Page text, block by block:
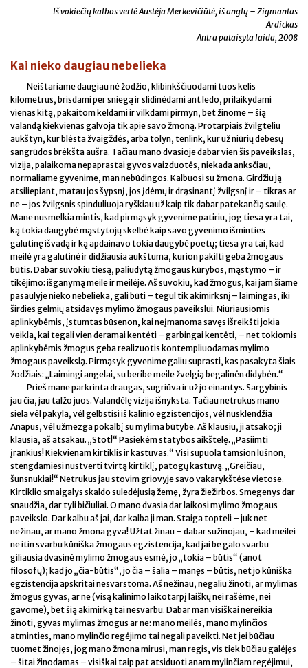
Iš vokiečių kalbos vertė Austėja Merkevičiūtė, iš anglų – Zigmantas
Ardickas
Antra pataisyta laida, 2008
Kai nieko daugiau nebelieka
Neištariame daugiau nė žodžio, klibinkščiuodami tuos kelis
kilometrus, brisdami per sniegą ir slidinėdami ant ledo, prilaikydami
vienas kitą, pakaitom keldami ir vilkdami pirmyn, bet žinome – šią
valandą kiekvienas galvoja tik apie savo žmoną. Protarpiais žvilgteliu
aukštyn, kur blėsta žvaigždės, arba tolyn, tenlink, kur už niūrių debesų
sangrūdos brėkšta aušra. Tačiau mano dvasioje dabar vien šis paveikslas,
vizija, palaikoma nepaprastai gyvos vaizduotės, niekada anksčiau,
normaliame gyvenime, man nebūdingos. Kalbuosi su žmona. Girdžiu ją
atsiliepiant, matau jos šypsnį, jos įdėmų ir drąsinantį žvilgsnį ir – tikras ar
ne – jos žvilgsnis spinduliuoja ryškiau už kaip tik dabar patekančią saulę.
Mane nusmelkia mintis, kad pirmąsyk gyvenime patiriu, jog tiesa yra tai,
ką tokia daugybė mąstytojų skelbė kaip savo gyvenimo išminties
galutinę išvadą ir ką apdainavo tokia daugybė poetų; tiesa yra tai, kad
meilė yra galutinė ir didžiausia aukštuma, kurion pakilti geba žmogaus
būtis. Dabar suvokiu tiesą, paliudytą žmogaus kūrybos, mąstymo – ir
tikėjimo: išganymą meile ir meilėje. Aš suvokiu, kad žmogus, kai jam šiame
pasaulyje nieko nebelieka, gali būti – tegul tik akimirksnį – laimingas, iki
širdies gelmių atsidavęs mylimo žmogaus paveikslui. Niūriausiomis
aplinkybėmis, įstumtas būsenon, kai neįmanoma savęs išreikšti jokia
veikla, kai tegali vien deramai kentėti – garbingai kentėti, – net tokiomis
aplinkybėmis žmogus geba realizuotis kontempliuodamas mylimo
žmogaus paveikslą. Pirmąsyk gyvenime galiu suprasti, kas pasakyta šiais
žodžiais: „Laimingi angelai, su beribe meile žvelgią begalinėn didybėn.“
Prieš mane parkrinta draugas, sugriūva ir už jo einantys. Sargybinis
jau čia, jau talžo juos. Valandėlę vizija išnyksta. Tačiau netrukus mano
siela vėl pakyla, vėl gelbstisi iš kalinio egzistencijos, vėl nusklendžia
Anapus, vėl užmezga pokalbį su mylima būtybe. Aš klausiu, ji atsako; ji
klausia, aš atsakau. „Stot!“ Pasiekėm statybos aikštelę. „Pasiimti
įrankius! Kiekvienam kirtiklis ir kastuvas.“ Visi supuola tamsion lūšnon,
stengdamiesi nustverti tvirtą kirtiklį, patogų kastuvą. „Greičiau,
šunsnukiai!“ Netrukus jau stovim griovyje savo vakarykštėse vietose.
Kirtiklio smaigalys skaldo suledėjusią žemę, žyra žiežirbos. Smegenys dar
snaudžia, dar tyli bičiuliai. O mano dvasia dar laikosi mylimo žmogaus
paveikslo. Dar kalbu aš jai, dar kalba ji man. Staiga topteli – juk net
nežinau, ar mano žmona gyva! Užtat žinau – dabar sužinojau, – kad meilei
ne itin svarbu kūniška žmogaus egzistencija, kad jai be galo svarbu
giliausia dvasinė mylimo žmogaus esmė, jo „tokia – būtis“ (anot
filosofų); kad jo „čia-būtis“, jo čia – šalia – manęs – būtis, net jo kūniška
egzistencija apskritai nesvarstoma. Aš nežinau, negaliu žinoti, ar mylimas
žmogus gyvas, ar ne (visą kalinimo laikotarpį laiškų nei rašėme, nei
gavome), bet šią akimirką tai nesvarbu. Dabar man visiškai nereikia
žinoti, gyvas mylimas žmogus ar ne: mano meilės, mano mylinčios
atminties, mano mylinčio regėjimo tai negali paveikti. Net jei būčiau
tuomet žinojęs, jog mano žmona mirusi, man regis, vis tiek būčiau galėjęs
– šitai žinodamas – visiškai taip pat atsiduoti anam mylinčiam regėjimui,